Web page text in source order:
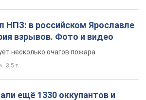
НПЗ: в российском Ярославле
взрывов. Фото и видео
несколько очагов пожара
3,5 т.
ещё 1330 оккупантов и